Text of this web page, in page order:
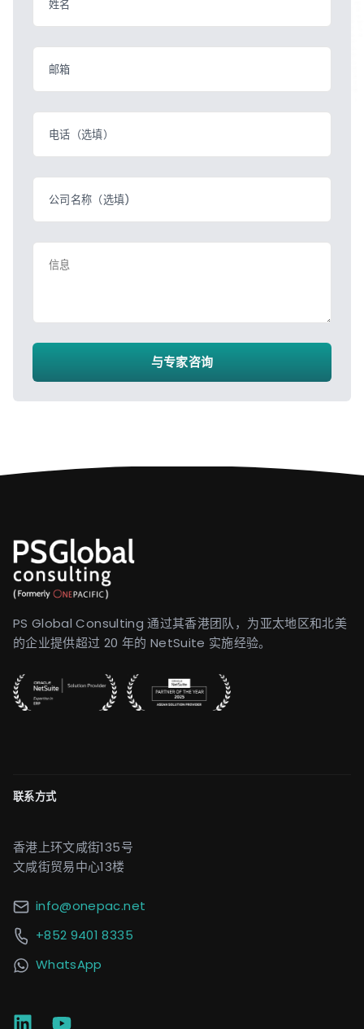
姓名
邮箱
电话（选填）
公司名称（选填)
信息
与专家咨询
PS Global Consulting 通过其香港团队，为亚太地区和北美
的企业提供超过 20 年的 NetSuite 实施经验。
联系方式
香港上环文咸街135号
文咸街贸易中心13楼
info@onepac.net
+852 9401 8335
WhatsApp